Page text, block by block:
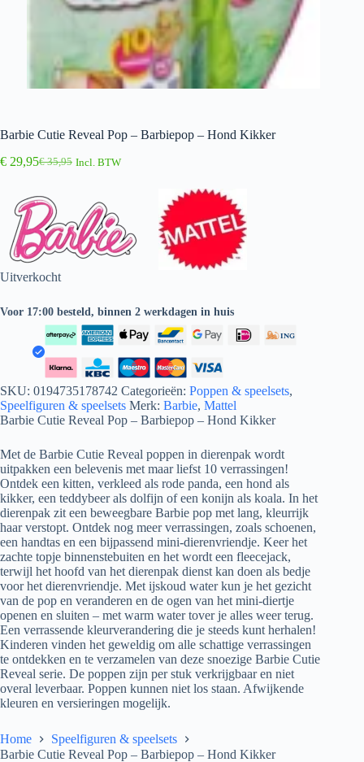
Barbie Cutie Reveal Pop – Barbiepop – Hond Kikker
€35,95
Oorspronkelijke
was:
€ 35,95.
€ 29,95Huidige
is:
€ 29,95.
Incl. BTW
Uitverkocht
Voor 17:00 besteld, binnen 2 werkdagen in huis
SKU: 0194735178742 Categorieën: Poppen & speelsets,
Speelfiguren & speelsets Merk: Barbie, Mattel
Barbie Cutie Reveal Pop – Barbiepop – Hond Kikker
Met de Barbie Cutie Reveal poppen in dierenpak wordt
uitpakken een belevenis met maar liefst 10 verrassingen!
Ontdek een kitten, verkleed als rode panda, een hond als
kikker, een teddybeer als dolfijn of een konijn als koala. In het
dierenpak zit een beweegbare Barbie pop met lang, kleurrijk
haar verstopt. Ontdek nog meer verrassingen, zoals schoenen,
een handtas en een bijpassend mini-dierenvriendje. Keer het
zachte topje binnenstebuiten en het wordt een fleecejack,
terwijl het hoofd van het dierenpak dienst kan doen als bedje
voor het dierenvriendje. Met ijskoud water kun je het gezicht
van de pop en veranderen en de ogen van het mini-diertje
openen en sluiten – met warm water tover je alles weer terug.
Een verrassende kleurverandering die je steeds kunt herhalen!
Kinderen vinden het geweldig om alle schattige verrassingen
te ontdekken en te verzamelen van deze snoezige Barbie Cutie
Reveal serie. De poppen zijn per stuk verkrijgbaar en niet
overal leverbaar. Poppen kunnen niet los staan. Afwijkende
kleuren en versieringen mogelijk.
Home
Speelfiguren & speelsets
Barbie Cutie Reveal Pop – Barbiepop – Hond Kikker